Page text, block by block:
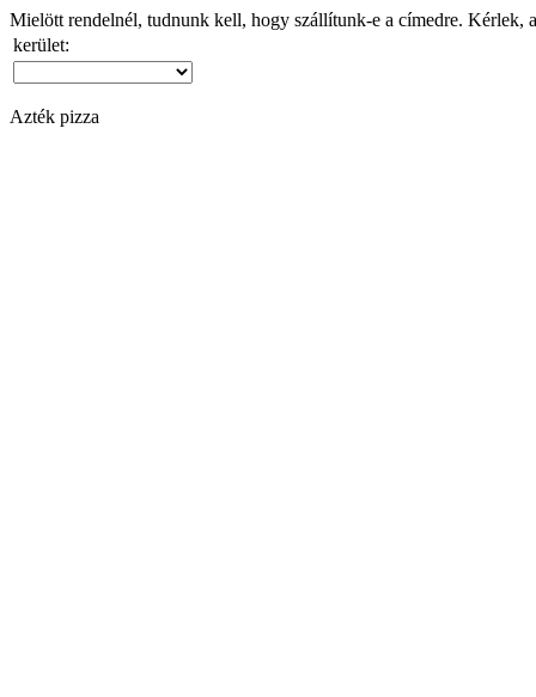
Mielött rendelnél, tudnunk kell, hogy szállítunk-e a címedre. Kérlek,
kerület:
Azték pizza